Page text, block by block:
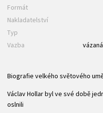
Formát
Nakladatelství
Typ
Vazba
Biografie velkého světového
Václav Hollar byl ve své době
oslnili